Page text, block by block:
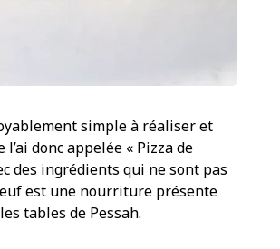
simple à réaliser et
l’ai donc appelée « Pizza de
des ingrédients qui ne sont pas
est une nourriture présente
tables de Pessah.